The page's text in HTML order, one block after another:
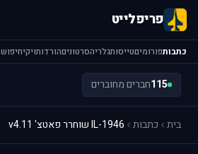
פריפלייט
כתבותפורומיםטייסותגלריהסרטוניםהורדותויקיחיפוש
115חברים מחוברים
בית כתבות IL-1946 שוחרר פאטצ' v4.11